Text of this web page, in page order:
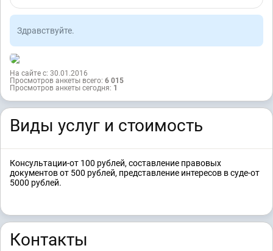
Здравствуйте.
На сайте с: 30.01.2016
Просмотров анкеты всего: 6 015
Просмотров анкеты сегодня: 1
Виды услуг и стоимость
Консультации-от 100 рублей, составление правовых
документов от 500 рублей, представление интересов в суде-от
5000 рублей.
Контакты